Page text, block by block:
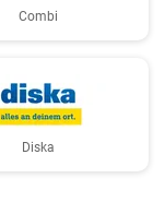
Combi
Diska